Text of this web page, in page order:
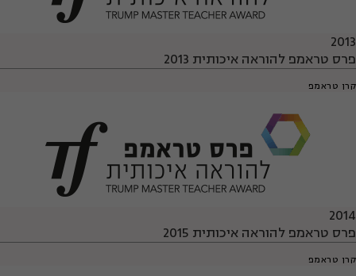
2013
פרס טראמפ להוראה איכותית 2013
קרן טראמפ
2014
פרס טראמפ להוראה איכותית 2015
קרן טראמפ